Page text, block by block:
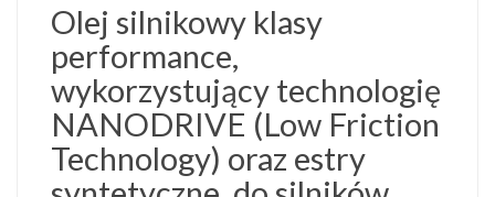
Olej silnikowy klasy
performance,
wykorzystujący technologię
NANODRIVE (Low Friction
Technology) oraz estry